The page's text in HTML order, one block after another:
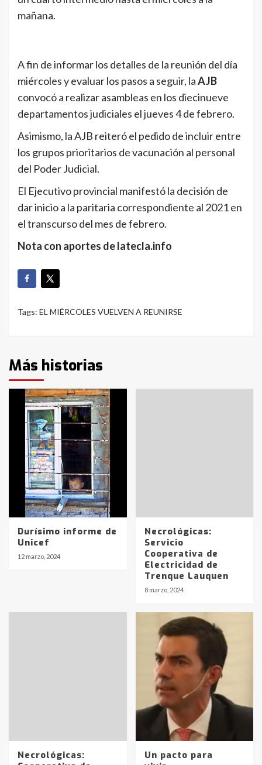
mañana.
A fin de informar los detalles de la reunión del día
miércoles y evaluar los pasos a seguir, laAJB
convocó a realizar asambleas en los diecinueve
departamentos judiciales el jueves 4 de febrero.
Asimismo, la AJB reiteró el pedido de incluir entre
los grupos prioritarios de vacunación al personal
del Poder Judicial.
El Ejecutivo provincial manifestó la decisión de
dar inicio a la paritaria correspondiente al 2021 en
el transcurso del mes de febrero.
Nota con aportes de latecla.info
Tags: EL MIÉRCOLES VUELVEN A REUNIRSE
Más historias
Durísimo informe de
Unicef
12 marzo, 2024
Necrológicas:
Servicio
Cooperativa de
Electricidad de
Trenque Lauquen
8 marzo, 2024
Necrológicas:
Un pacto para